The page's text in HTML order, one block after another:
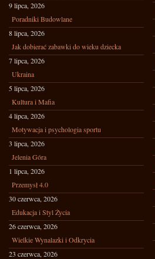
9 lipca, 2026
Poradniki Budowlane
8 lipca, 2026
Jak dobierać zabawki do wieku dziecka
7 lipca, 2026
Ukraina
5 lipca, 2026
Kultura i Mafia
4 lipca, 2026
Motywacja i psychologia sportu
3 lipca, 2026
Jelenia Góra
1 lipca, 2026
Przemysł 4.0
30 czerwca, 2026
Edukacja i Styl Życia
26 czerwca, 2026
Wielkie Wynalazki i Odkrycia
23 czerwca, 2026